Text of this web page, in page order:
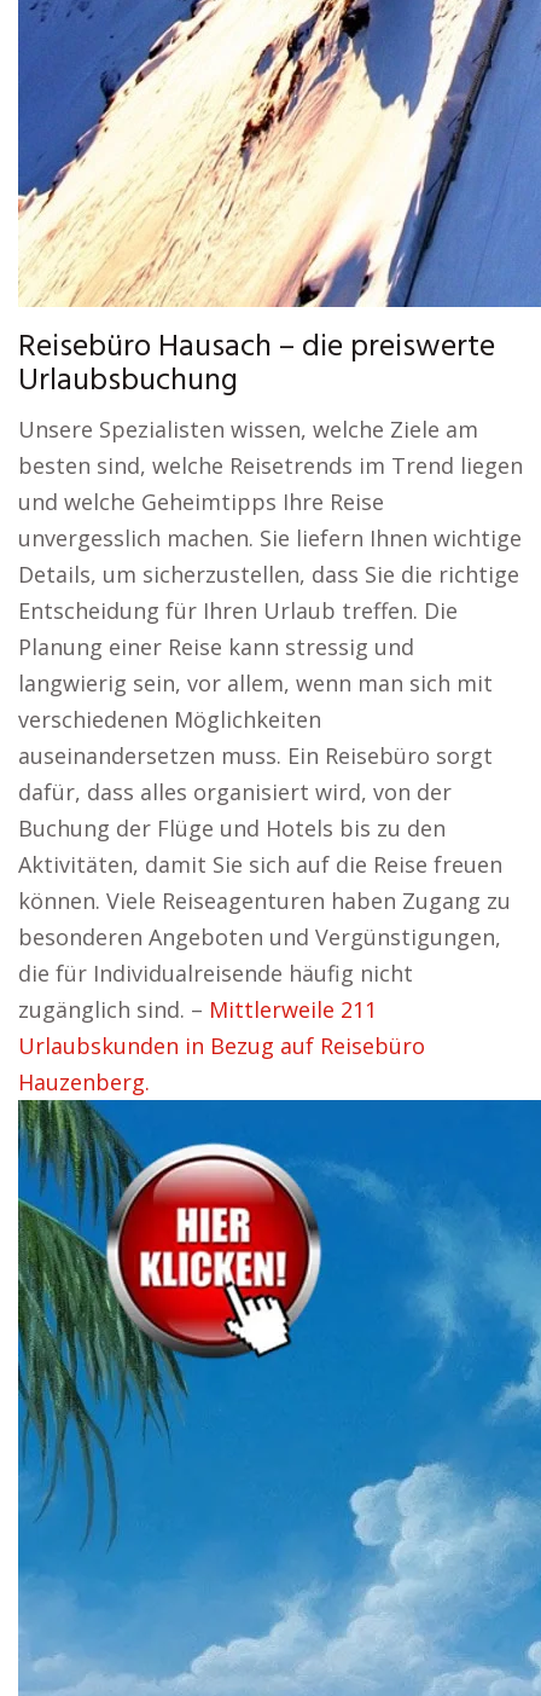
Reisebüro Hausach – die preiswerte
Urlaubsbuchung
Unsere Spezialisten wissen, welche Ziele am
besten sind, welche Reisetrends im Trend liegen
und welche Geheimtipps Ihre Reise
unvergesslich machen. Sie liefern Ihnen wichtige
Details, um sicherzustellen, dass Sie die richtige
Entscheidung für Ihren Urlaub treffen. Die
Planung einer Reise kann stressig und
langwierig sein, vor allem, wenn man sich mit
verschiedenen Möglichkeiten
auseinandersetzen muss. Ein Reisebüro sorgt
dafür, dass alles organisiert wird, von der
Buchung der Flüge und Hotels bis zu den
Aktivitäten, damit Sie sich auf die Reise freuen
können. Viele Reiseagenturen haben Zugang zu
besonderen Angeboten und Vergünstigungen,
die für Individualreisende häufig nicht
zugänglich sind. – Mittlerweile 211
Urlaubskunden in Bezug auf Reisebüro
Hauzenberg.